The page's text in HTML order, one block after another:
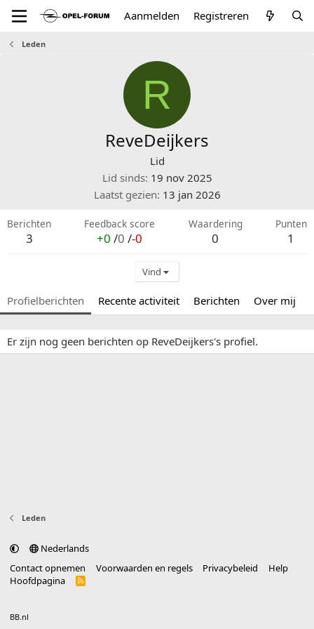
Aanmelden Registreren
Leden
R
ReveDeijkers
Lid
Lid sinds 19 nov 2025
Laatst gezien 13 jan 2026
Berichten
3
Feedback score
+0 /0 /-0
Waardering
0
Punten
1
Vind
Profielberichten Recente activiteit Berichten Over mij
Er zijn nog geen berichten op ReveDeijkers's profiel.
Leden
Nederlands
Contact opnemen
Voorwaarden en regels Privacybeleid
Help
Hoofdpagina
R
BB.nl